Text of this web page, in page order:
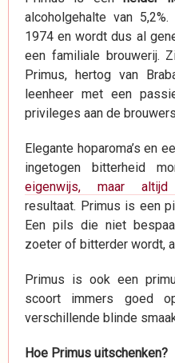
alcoholgehalte van
1974 en wordt dus al
een familiale brouwerij.
Primus, hertog van
leenheer met een
privileges aan de
Elegante hoparoma’s en
ingetogen bitterheid
eigenwijs, maar altijd
resultaat. Primus is een
Een pils die niet
zoeter of bitterder wordt,
Primus is ook een
scoort immers goed
verschillende blinde
Hoe Primus uitschenken?